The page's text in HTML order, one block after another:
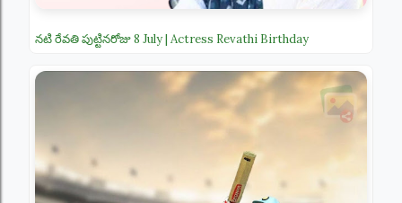
నటి రేవతి పుట్టినరోజు 8 July | Actress Revathi Birthday